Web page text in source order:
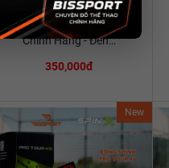
Xem chi tiết
Túi Cầu Lông YWYAT 300D
Chính Hãng - Đen…
350,000đ
New